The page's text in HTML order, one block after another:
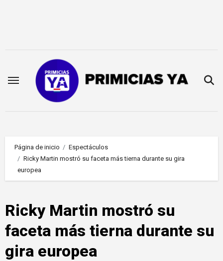
Página de inicio
Espectáculos
Ricky Martin mostró su faceta más tierna durante su gira
europea
Ricky Martin mostró su
faceta más tierna durante su
gira europea